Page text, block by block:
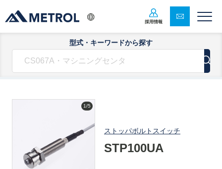
採用情報
型式・キーワードから探す
1/5
ストッパボルトスイッチ
STP100UA